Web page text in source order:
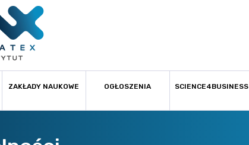
ZAKŁADY NAUKOWE OGŁOSZENIA SCIENCE4BUSINESS